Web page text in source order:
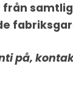
från
på,